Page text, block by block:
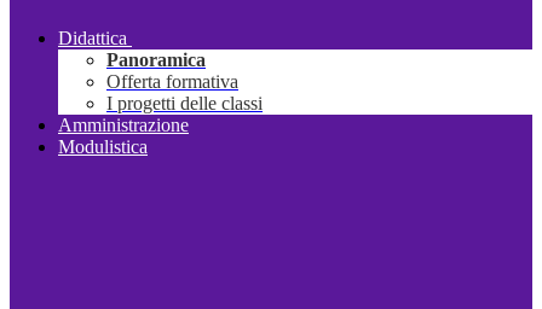
Didattica
Panoramica
Offerta formativa
I progetti delle classi
Amministrazione
Modulistica